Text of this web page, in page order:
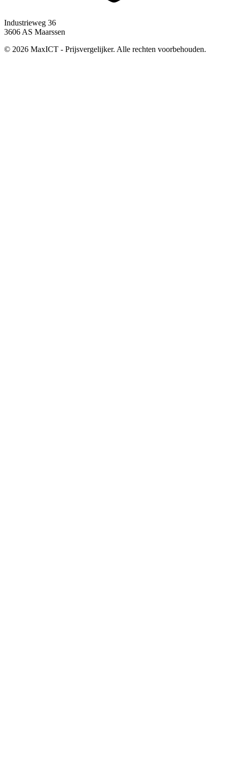
Industrieweg 36
3606 AS Maarssen
© 2026 MaxICT - Prijsvergelijker. Alle rechten voorbehouden.